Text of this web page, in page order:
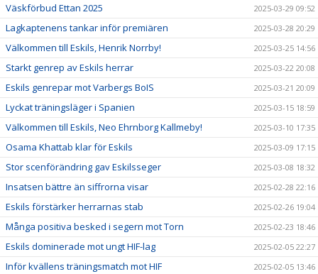
Väskförbud Ettan 2025 2025-03-29 09:52
Lagkaptenens tankar inför premiären 2025-03-28 20:29
Välkommen till Eskils, Henrik Norrby! 2025-03-25 14:56
Starkt genrep av Eskils herrar 2025-03-22 20:08
Eskils genrepar mot Varbergs BoIS 2025-03-21 20:09
Lyckat träningsläger i Spanien 2025-03-15 18:59
Välkommen till Eskils, Neo Ehrnborg Kallmeby! 2025-03-10 17:35
Osama Khattab klar för Eskils 2025-03-09 17:15
Stor scenförändring gav Eskilsseger 2025-03-08 18:32
Insatsen bättre än siffrorna visar 2025-02-28 22:16
Eskils förstärker herrarnas stab 2025-02-26 19:04
Många positiva besked i segern mot Torn 2025-02-23 18:46
Eskils dominerade mot ungt HIF-lag 2025-02-05 22:27
Inför kvällens träningsmatch mot HIF 2025-02-05 13:46